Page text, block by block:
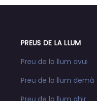
PREUS DE LA LLUM
Preu de la llum avui
Preu de la llum demà